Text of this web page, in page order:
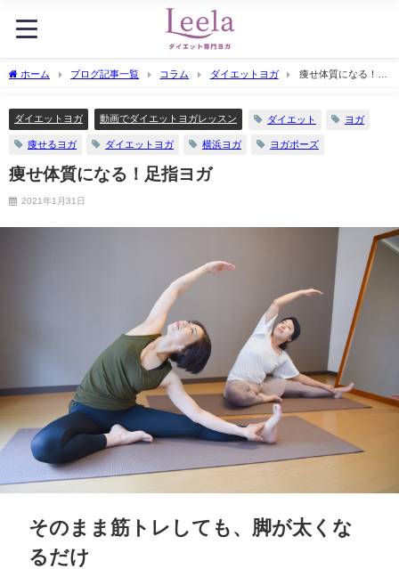
ホーム ブログ記事一覧 コラム ダイエットヨガ
痩せ体質になる！足
ダイエットヨガ 動画でダイエットヨガレッスン ダイエット ヨガ
痩せるヨガ ダイエットヨガ 横浜ヨガ ヨガポーズ
痩せ体質になる！足指ヨガ
2021年1月31日
そのまま筋トレしても、脚が太くな
るだけ